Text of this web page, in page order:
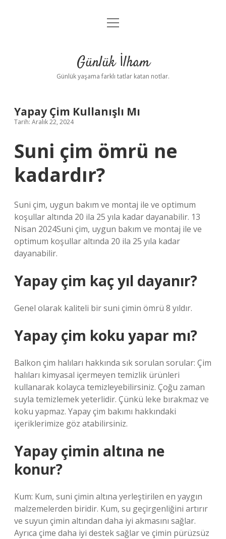
Anasayfa
Yasal Uyarı
menüyü
Günlük İlham
Günlük yaşama farklı tatlar katan notlar.
Yapay Çim Kullanışlı Mı
Tarih: Aralık 22, 2024
Suni çim ömrü ne
kadardır?
Suni çim, uygun bakım ve montaj ile ve optimum
koşullar altında 20 ila 25 yıla kadar dayanabilir. 13
Nisan 2024Suni çim, uygun bakım ve montaj ile ve
optimum koşullar altında 20 ila 25 yıla kadar
dayanabilir.
Yapay çim kaç yıl dayanır?
Genel olarak kaliteli bir suni çimin ömrü 8 yıldır.
Yapay çim koku yapar mı?
Balkon çim halıları hakkında sık sorulan sorular: Çim
halıları kimyasal içermeyen temizlik ürünleri
kullanarak kolayca temizleyebilirsiniz. Çoğu zaman
suyla temizlemek yeterlidir. Çünkü leke bırakmaz ve
koku yapmaz. Yapay çim bakımı hakkındaki
içeriklerimize göz atabilirsiniz.
Yapay çimin altına ne
konur?
Kum: Kum, suni çimin altına yerleştirilen en yaygın
malzemelerden biridir. Kum, su geçirgenliğini artırır
ve suyun çimin altından daha iyi akmasını sağlar.
Ayrıca çime daha iyi destek sağlar ve çimin pürüzsüz